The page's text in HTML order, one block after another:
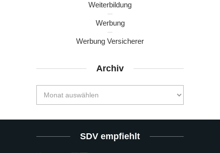
Weiterbildung
Werbung
Werbung Versicherer
Archiv
SDV empfiehlt